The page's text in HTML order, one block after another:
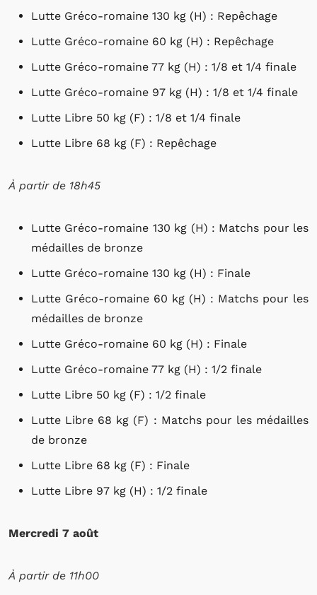
Lutte Gréco-romaine 130 kg (H) : Repêchage
Lutte Gréco-romaine 60 kg (H) : Repêchage
Lutte Gréco-romaine 77 kg (H) : 1/8 et 1/4 finale
Lutte Gréco-romaine 97 kg (H) : 1/8 et 1/4 finale
Lutte Libre 50 kg (F) : 1/8 et 1/4 finale
Lutte Libre 68 kg (F) : Repêchage
À partir de 18h45
Lutte Gréco-romaine 130 kg (H) : Matchs pour les
médailles de bronze
Lutte Gréco-romaine 130 kg (H) : Finale
Lutte Gréco-romaine 60 kg (H) : Matchs pour les
médailles de bronze
Lutte Gréco-romaine 60 kg (H) : Finale
Lutte Gréco-romaine 77 kg (H) : 1/2 finale
Lutte Libre 50 kg (F) : 1/2 finale
Lutte Libre 68 kg (F) : Matchs pour les médailles
de bronze
Lutte Libre 68 kg (F) : Finale
Lutte Libre 97 kg (H) : 1/2 finale
Mercredi 7 août
À partir de 11h00